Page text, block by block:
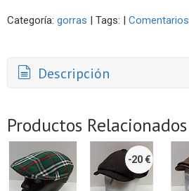
Categoría: gorras | Tags: | Comentarios
Descripción
Productos Relacionados
-20 €